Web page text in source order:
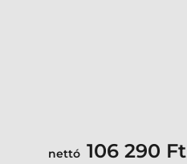
nettó 106 290 Ft